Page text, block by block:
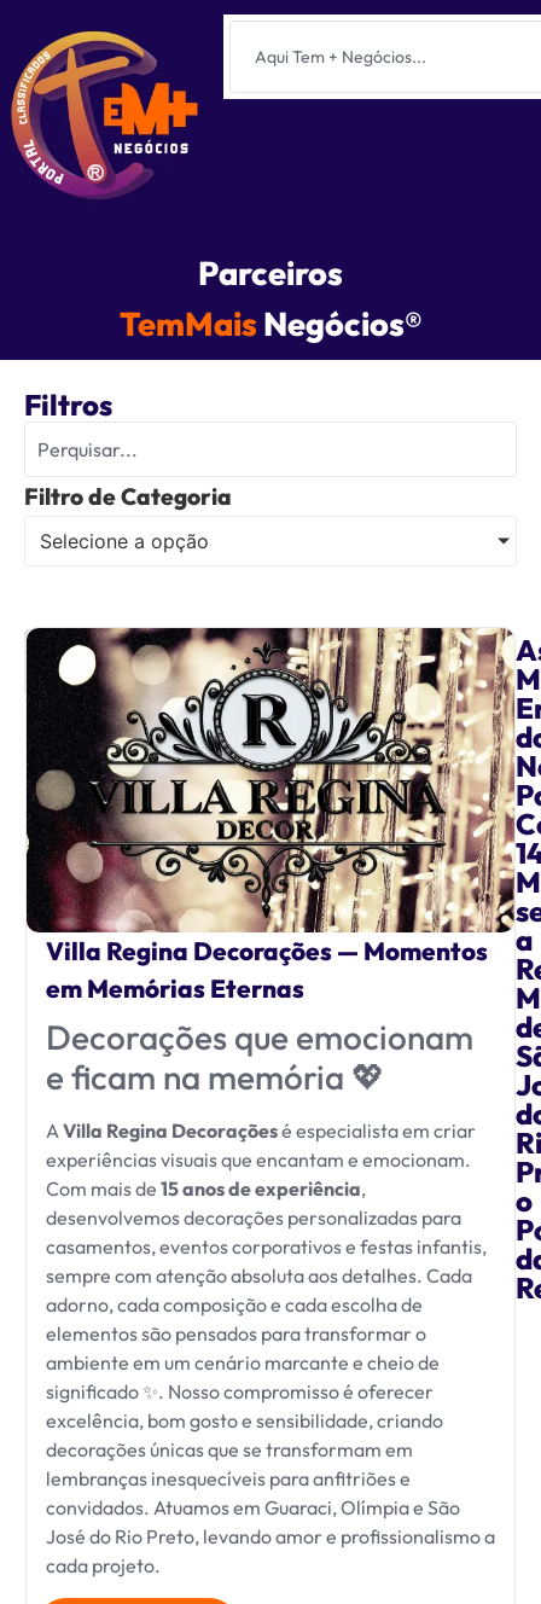
Parceiros
TemMaisNegócios®
Filtros
Filtro de Categoria
Selecione a opção
Villa Regina Decorações — Momentos
em Memórias Eternas
Decorações que emocionam
e ficam na memória 💖
AVilla Regina Decoraçõesé especialista em criar
experiências visuais que encantam e emocionam.
Com mais de 15 anos de experiência,
desenvolvemos decorações personalizadas para
casamentos, eventos corporativos e festas infantis,
sempre com atenção absoluta aos detalhes. Cada
adorno, cada composição e cada escolha de
elementos são pensados para transformar o
ambiente em um cenário marcante e cheio de
significado ✨. Nosso compromisso é oferecer
excelência, bom gosto e sensibilidade, criando
decorações únicas que se transformam em
lembranças inesquecíveis para anfitriões e
convidados. Atuamos em Guaraci, Olímpia e São
José do Rio Preto, levando amor e profissionalismo a
cada projeto.
a
o